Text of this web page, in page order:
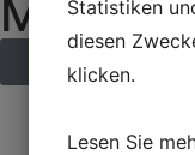
MS 100
Kontaktieren Sie
Statistiken
diesen
klicken.
Lesen Sie